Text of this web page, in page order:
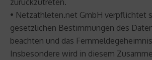
• Netzathleten.net GmbH verpflichtet
gesetzlichen Bestimmungen des
beachten und das
Insbesondere wird in diesem